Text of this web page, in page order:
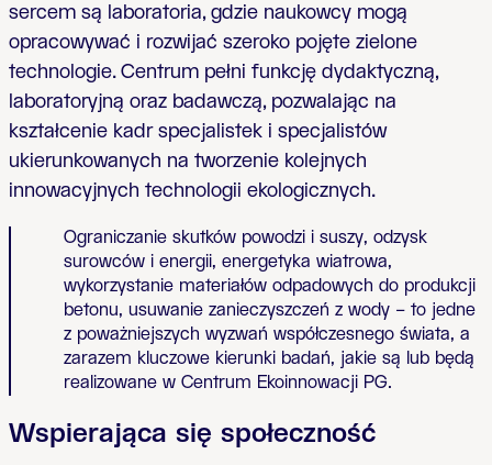
sercem są laboratoria, gdzie naukowcy mogą
opracowywać i rozwijać szeroko pojęte zielone
technologie. Centrum pełni funkcję dydaktyczną,
laboratoryjną oraz badawczą, pozwalając na
kształcenie kadr specjalistek i specjalistów
ukierunkowanych na tworzenie kolejnych
innowacyjnych technologii ekologicznych.
Ograniczanie skutków powodzi i suszy, odzysk
surowców i energii, energetyka wiatrowa,
wykorzystanie materiałów odpadowych do produkcji
betonu, usuwanie zanieczyszczeń z wody – to jedne
z poważniejszych wyzwań współczesnego świata, a
zarazem kluczowe kierunki badań, jakie są lub będą
realizowane w Centrum Ekoinnowacji PG.
Wspierająca się społeczność